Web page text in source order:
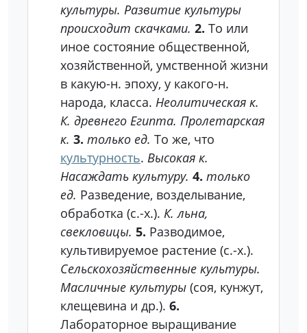
культуры. Развитие культуры
происходит скачками. 2. То или
иное состояние общественной,
хозяйственной, умственной жизни
в какую-н. эпоху, у какого-н.
народа, класса. Неолитическая к.
К. древнего Египта. Пролетарская
к. 3. только ед. То же, что
культурность. Высокая к.
Насаждать культуру. 4. только
ед. Разведение, возделывание,
обработка (с.-х.). К. льна,
свекловицы. 5. Разводимое,
культивируемое растение (с.-х.).
Сельскохозяйственные культуры.
Масличные культуры (соя, кунжут,
клещевина и др.). 6.
Лабораторное выращивание